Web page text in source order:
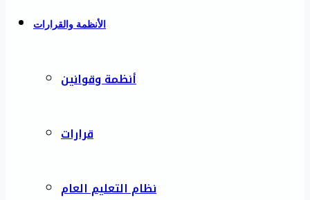
الأنظمة والقرارات
أنظمة وقوانين
قرارات
نظام التعليم العام